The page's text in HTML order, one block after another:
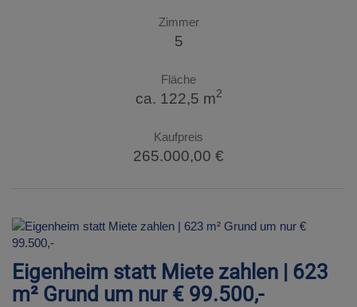
Zimmer
5
Fläche
ca. 122,5 m2
Kaufpreis
265.000,00 €
Eigenheim statt Miete zahlen | 623
m² Grund um nur € 99.500,-